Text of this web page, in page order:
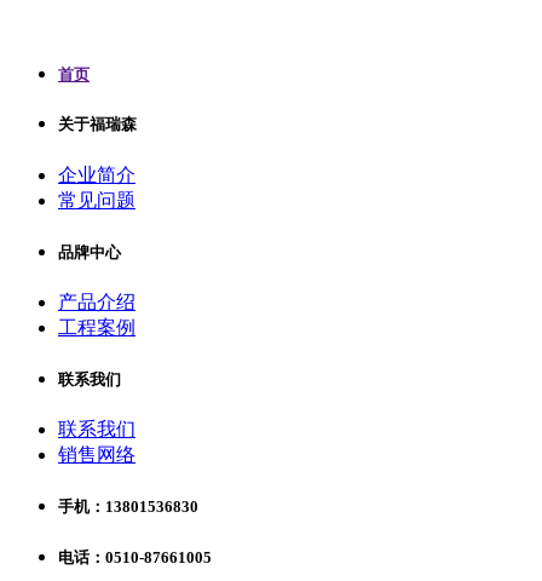
首页
关于福瑞森
企业简介
常见问题
品牌中心
产品介绍
工程案例
联系我们
联系我们
销售网络
手机：13801536830
电话：0510-87661005